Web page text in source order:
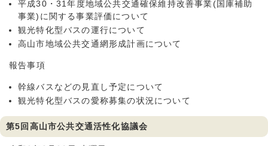
平成30・31年度地域公共交通確保維持改善事業(国庫補助
事業)に関する事業評価について
観光特化型バスの運行について
高山市地域公共交通網形成計画について
報告事項
幹線バスなどの見直し予定について
観光特化型バスの愛称募集の状況について
第5回高山市公共交通活性化協議会